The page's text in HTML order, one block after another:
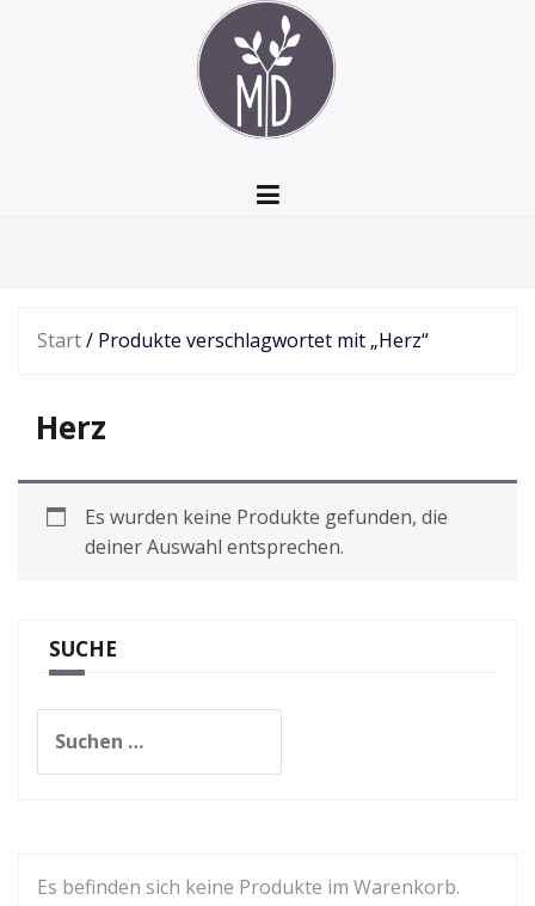
Start/ Produkte verschlagwortet mit „Herz“
Herz
Es wurden keine Produkte gefunden, die
deiner Auswahl entsprechen.
SUCHE
nach:
Es befinden sich keine Produkte im Warenkorb.